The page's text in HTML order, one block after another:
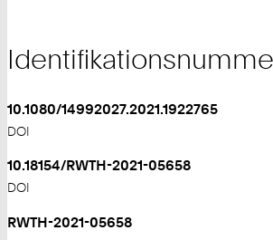
10.1080/14992027.2021.1922765
DOI
10.18154/RWTH-2021-05658
DOI
RWTH-2021-05658